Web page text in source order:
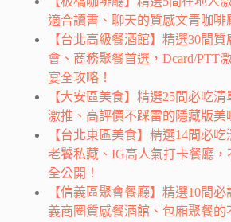
適合讀書、聊天的質感文青咖啡
【台北高級餐酒館】精選30間
會、商務聚餐首選，Dcard/PTT
宴全攻略！
【大安區美食】精選25間必吃清
激推、高評價不踩雷的隱藏版美
【台北東區美食】精選14間必
老饕私藏、IG高人氣打卡餐廳，
全公開！
【信義區聚會餐廳】精選10間
義商圈質感餐酒館、包廂聚餐的